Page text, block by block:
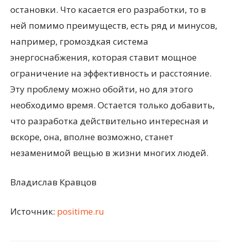
остановки. Что касается его разработки, то в
ней помимо преимуществ, есть ряд и минусов,
например, громоздкая система
энергоснабжения, которая ставит мощное
ограничение на эффективность и расстояние.
Эту проблему можно обойти, но для этого
необходимо время. Остается только добавить,
что разработка действительно интересная и
вскоре, она, вполне возможно, станет
незаменимой вещью в жизни многих людей.
Владислав Кравцов
Источник: positime.ru